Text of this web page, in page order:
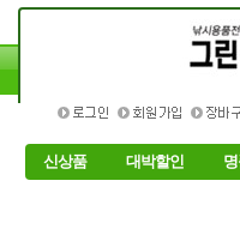
신상품 대박할인